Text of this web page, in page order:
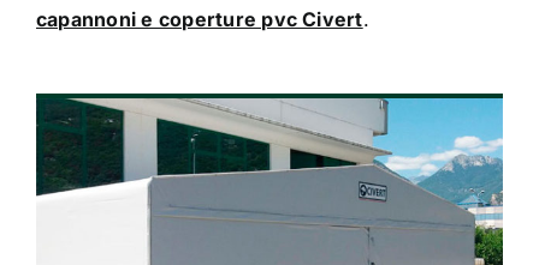
capannoni e coperture pvc Civert.